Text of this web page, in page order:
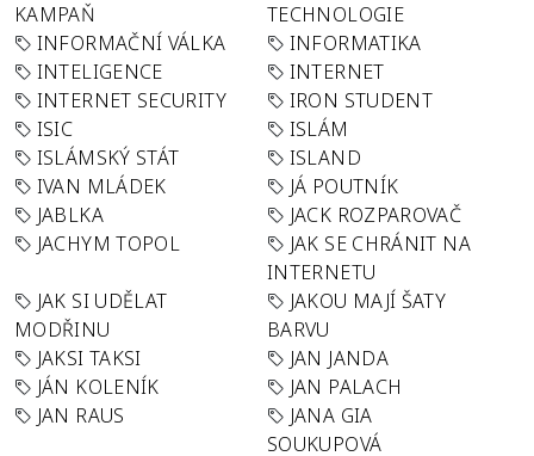
KAMPAŇ
TECHNOLOGIE
INFORMAČNÍ VÁLKA
INFORMATIKA
INTELIGENCE
INTERNET
INTERNET SECURITY
IRON STUDENT
ISIC
ISLÁM
ISLÁMSKÝ STÁT
ISLAND
IVAN MLÁDEK
JÁ POUTNÍK
JABLKA
JACK ROZPAROVAČ
JACHYM TOPOL
JAK SE CHRÁNIT NA
INTERNETU
JAK SI UDĚLAT
MODŘINU
JAKOU MAJÍ ŠATY
BARVU
JAKSI TAKSI
JAN JANDA
JÁN KOLENÍK
JAN PALACH
JAN RAUS
JANA GIA
SOUKUPOVÁ